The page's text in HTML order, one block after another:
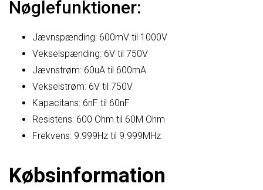
Nøglefunktioner:
Jævnspænding: 600mV til 1000V
Vekselspænding: 6V til 750V
Jævnstrøm: 60uA til 600mA
Vekselstrøm: 6V til 750V
Kapacitans: 6nF til 60nF
Resistens: 600 Ohm til 60M Ohm
Frekvens: 9.999Hz til 9.999MHz
Købsinformation